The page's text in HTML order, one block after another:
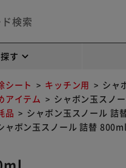
す
シート キッチン用
シャ
アイテム
シャボン玉スノ
品
シャボン玉スノール 詰
ャボン玉スノール 詰替 800ml